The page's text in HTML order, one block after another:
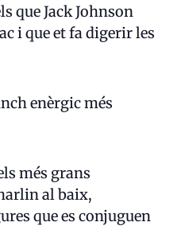
que Jack Johnson
i que et fa digerir les
enèrgic més
més grans
al baix,
que es conjuguen